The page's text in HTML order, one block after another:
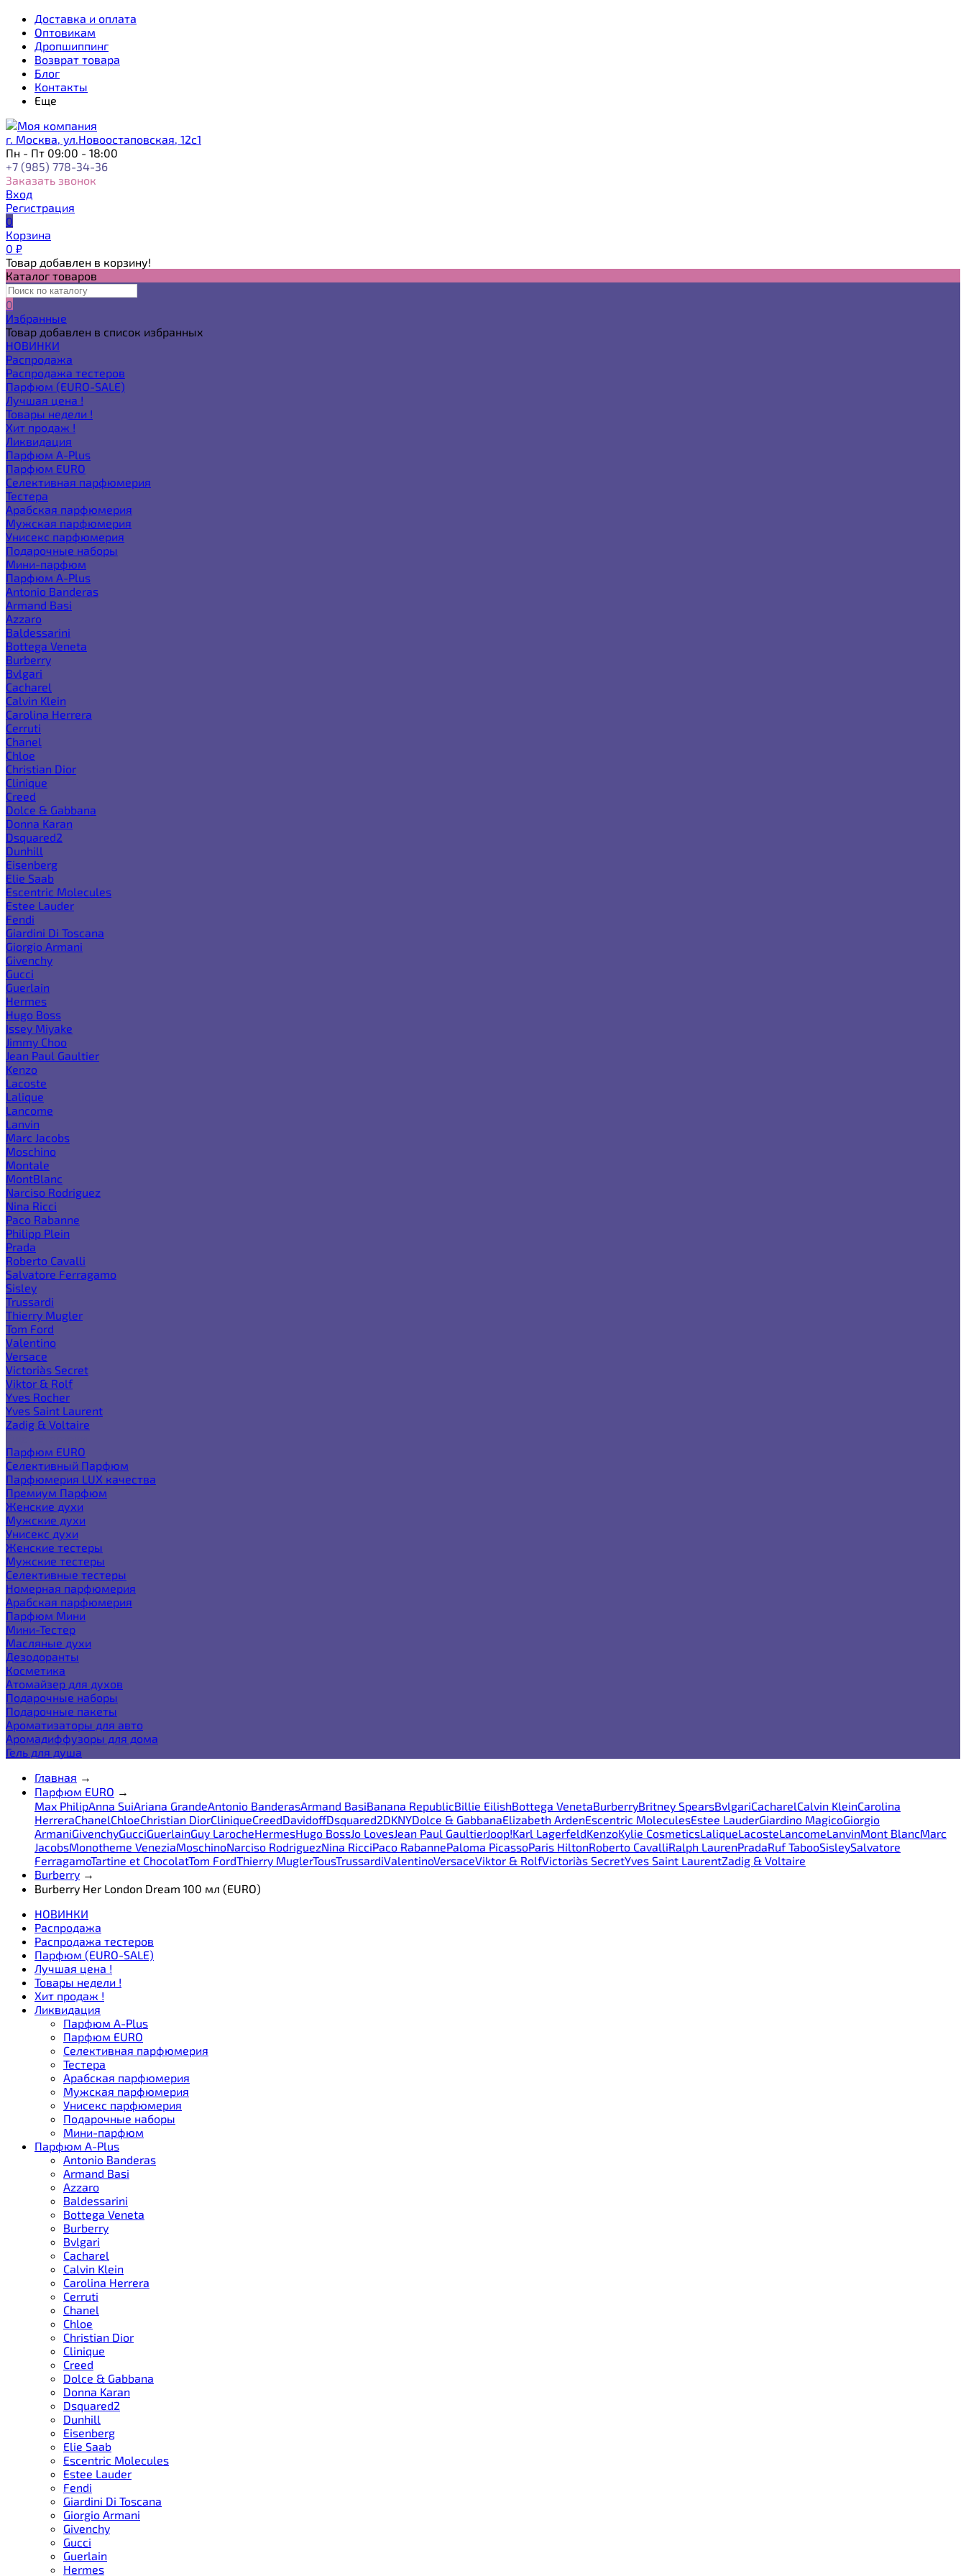
Доставка и оплата
Оптовикам
Дропшиппинг
Возврат товара
Блог
Контакты
Еще
г. Москва, ул.Новоостаповская, 12с1
Пн - Пт 09:00 - 18:00
+7 (985) 778-34-36
Заказать звонок
Вход
Регистрация
0
Корзина
0 ₽
Товар добавлен в корзину!
Каталог товаров
0
Избранные
Товар добавлен в список избранных
НОВИНКИ
Распродажа
Распродажа тестеров
Парфюм (EURO-SALE)
Лучшая цена !
Товары недели !
Хит продаж !
Ликвидация
Парфюм A-Plus
Парфюм EURO
Селективная парфюмерия
Тестера
Арабская парфюмерия
Мужская парфюмерия
Унисекс парфюмерия
Подарочные наборы
Мини-парфюм
Парфюм A-Plus
Antonio Banderas
Armand Basi
Azzaro
Baldessarini
Bottega Veneta
Burberry
Bvlgari
Cacharel
Calvin Klein
Carolina Herrera
Cerruti
Chanel
Chloe
Christian Dior
Clinique
Creed
Dolce & Gabbana
Donna Karan
Dsquared2
Dunhill
Eisenberg
Elie Saab
Escentric Molecules
Estee Lauder
Fendi
Giardini Di Toscana
Giorgio Armani
Givenchy
Gucci
Guerlain
Hermes
Hugo Boss
Issey Miyake
Jimmy Choo
Jean Paul Gaultier
Kenzo
Lacoste
Lalique
Lancome
Lanvin
Marc Jacobs
Moschino
Montale
MontBlanc
Narciso Rodriguez
Nina Ricci
Paco Rabanne
Philipp Plein
Prada
Roberto Cavalli
Salvatore Ferragamo
Sisley
Trussardi
Thierry Mugler
Tom Ford
Valentino
Versace
Victoria`s Secret
Viktor & Rolf
Yves Rocher
Yves Saint Laurent
Zadig & Voltaire
Парфюм EURO
Селективный Парфюм
Парфюмерия LUX качества
Премиум Парфюм
Женские духи
Мужские духи
Унисекс духи
Женские тестеры
Мужские тестеры
Селективные тестеры
Номерная парфюмерия
Арабская парфюмерия
Парфюм Мини
Мини-Тестер
Масляные духи
Дезодоранты
Косметика
Атомайзер для духов
Подарочные наборы
Подарочные пакеты
Ароматизаторы для авто
Аромадиффузоры для дома
Гель для душа
Главная →
Парфюм EURO →
Max PhilipAnna SuiAriana GrandeAntonio BanderasArmand BasiBanana RepublicBillie EilishBottega VenetaBurberryBritney SpearsBvlgariCacharelCalvin KleinCarolina
HerreraChanelChloeChristian DiorCliniqueCreedDavidoffDsquared2DKNYDolce & GabbanaElizabeth ArdenEscentric MoleculesEstee LauderGiardino MagicoGiorgio
ArmaniGivenchyGucciGuerlainGuy LarocheHermesHugo BossJo LovesJean Paul GaultierJoop!Karl LagerfeldKenzoKylie CosmeticsLaliqueLacosteLancomeLanvinMont BlancMarc
JacobsMonotheme VeneziaMoschinoNarciso RodriguezNina RicciPaco RabannePaloma PicassoParis HiltonRoberto CavalliRalph LaurenPradaRuf TabooSisleySalvatore
FerragamoTartine et ChocolatTom FordThierry MuglerTousTrussardiValentinoVersaceViktor & RolfVictoria`s SecretYves Saint LaurentZadig & Voltaire
Burberry →
Burberry Her London Dream 100 мл (EURO)
НОВИНКИ
Распродажа
Распродажа тестеров
Парфюм (EURO-SALE)
Лучшая цена !
Товары недели !
Хит продаж !
Ликвидация
Парфюм A-Plus
Парфюм EURO
Селективная парфюмерия
Тестера
Арабская парфюмерия
Мужская парфюмерия
Унисекс парфюмерия
Подарочные наборы
Мини-парфюм
Парфюм A-Plus
Antonio Banderas
Armand Basi
Azzaro
Baldessarini
Bottega Veneta
Burberry
Bvlgari
Cacharel
Calvin Klein
Carolina Herrera
Cerruti
Chanel
Chloe
Christian Dior
Clinique
Creed
Dolce & Gabbana
Donna Karan
Dsquared2
Dunhill
Eisenberg
Elie Saab
Escentric Molecules
Estee Lauder
Fendi
Giardini Di Toscana
Giorgio Armani
Givenchy
Gucci
Guerlain
Hermes